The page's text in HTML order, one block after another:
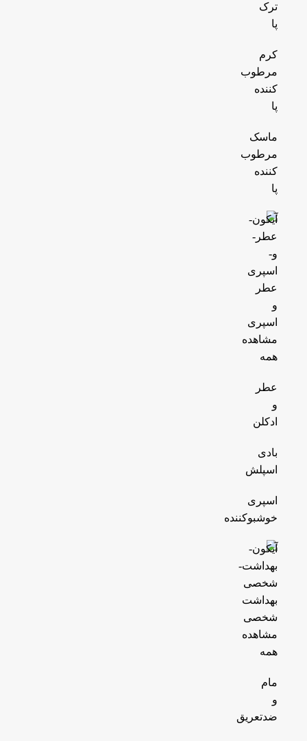
ترک
پا
کرم
مرطوب
کننده
پا
ماسک
مرطوب
کننده
پا
عطر
و
اسپری
مشاهده
همه
عطر
و
ادکلن
بادی
اسپلش
اسپری
خوشبوکننده
بهداشت
شخصی
مشاهده
همه
مام
و
ضدتعریق